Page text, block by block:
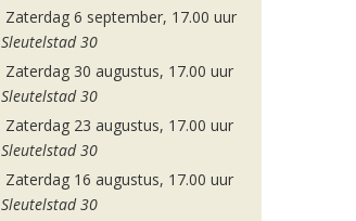
Zaterdag 6 september, 17.00 uur
Sleutelstad 30
Zaterdag 30 augustus, 17.00 uur
Sleutelstad 30
Zaterdag 23 augustus, 17.00 uur
Sleutelstad 30
Zaterdag 16 augustus, 17.00 uur
Sleutelstad 30